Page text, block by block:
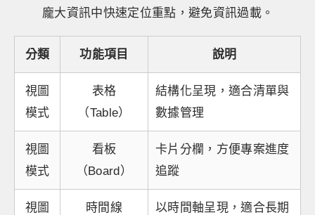
龐大資訊中快速定位重點，避免資訊過載。
分類 功能項目 說明
視圖
模式
表格
（Table）
結構化呈現，適合清單與
數據管理
視圖
模式
看板
（Board）
卡片分欄，方便專案進度
追蹤
視圖
時間線
以時間軸呈現，適合長期